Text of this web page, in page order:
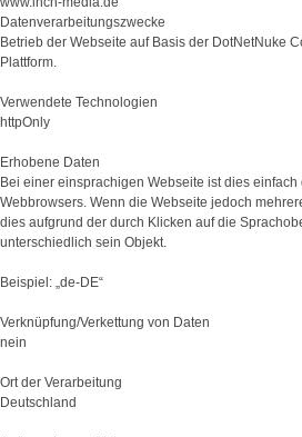
Datenverarbeitungszwecke
Betrieb der Webseite auf Basis der DotNetNuke
Plattform.
Verwendete Technologien
httpOnly
Erhobene Daten
Bei einer einsprachigen Webseite ist dies
Webbrowsers. Wenn die Webseite jedoch
dies aufgrund der durch Klicken auf die
unterschiedlich sein Objekt.
Beispiel: „de-DE“
Verknüpfung/Verkettung von Daten
nein
Ort der Verarbeitung
Deutschland